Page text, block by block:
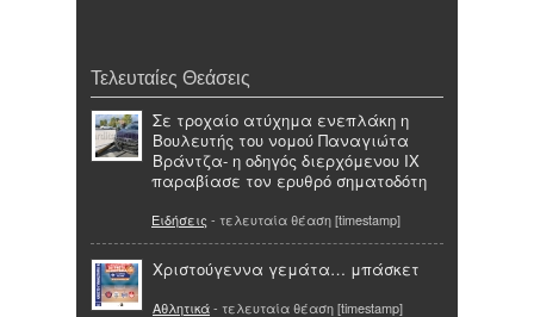
Τελευταίες Θεάσεις
Σε τροχαίο ατύχημα ενεπλάκη η
Βουλευτής του νομού Παναγιώτα
Βράντζα- η οδηγός διερχόμενου ΙΧ
παραβίασε τον ερυθρό σηματοδότη
Ειδήσεις - τελευταία θέαση [timestamp]
Χριστούγεννα γεμάτα… μπάσκετ
Αθλητικά- τελευταία θέαση [timestamp]